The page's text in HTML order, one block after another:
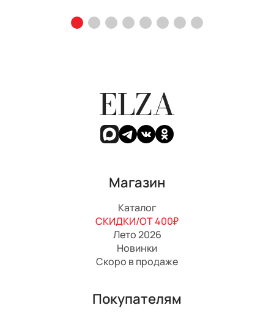
ELZA
Магазин
Каталог
СКИДКИ/ОТ 400₽
Лето 2026
Новинки
Скоро в продаже
Покупателям